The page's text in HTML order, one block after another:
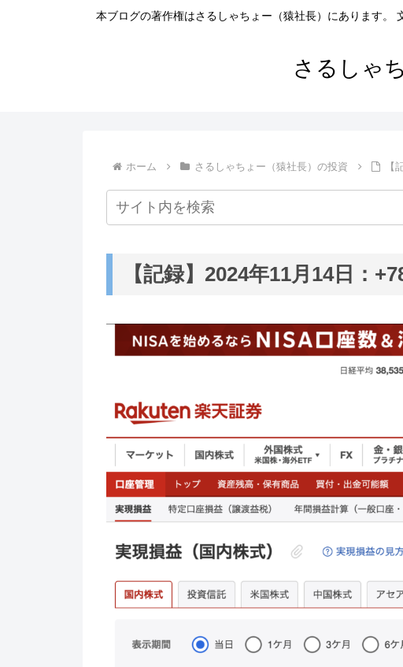
本ブログの著作権はさるしゃちょー（猿社長）にあります。
さるしゃ
ホーム さるしゃちょー（猿社長）の投資 【
【記録】2024年11月14日：